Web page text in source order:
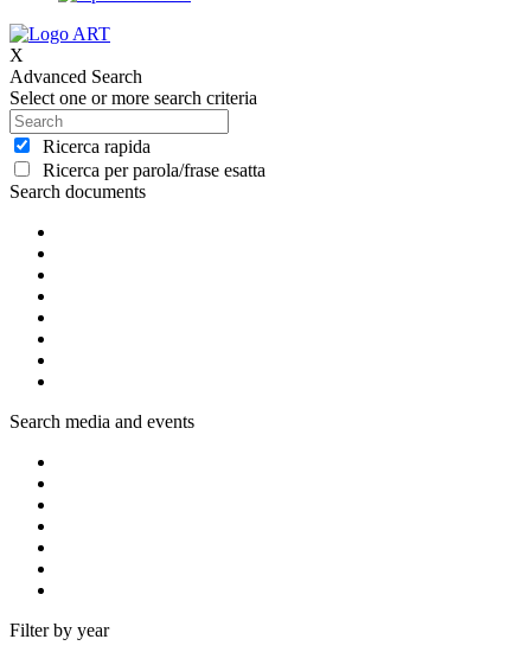
X
Advanced Search
Select one or more search criteria
Ricerca rapida
Ricerca per parola/frase esatta
Search documents
Search media and events
Filter by year